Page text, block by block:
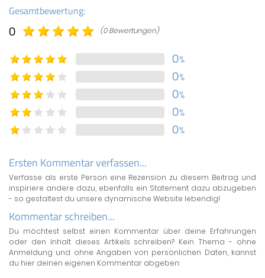
Gesamtbewertung:
0 (0 Bewertungen)
0%
0%
0%
0%
0%
Ersten Kommentar verfassen...
Verfasse als erste Person eine Rezension zu diesem Beitrag und
inspiriere andere dazu, ebenfalls ein Statement dazu abzugeben
- so gestaltest du unsere dynamische Website lebendig!
Kommentar schreiben...
Du möchtest selbst einen Kommentar über deine Erfahrungen
oder den Inhalt dieses Artikels schreiben? Kein Thema - ohne
Anmeldung und ohne Angaben von persönlichen Daten, kannst
du hier deinen eigenen Kommentar abgeben: